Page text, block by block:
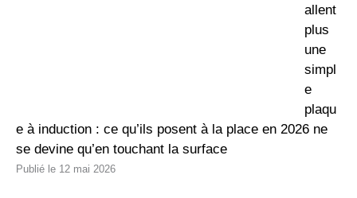
allent
plus
une
simpl
e
plaqu
e à induction : ce qu’ils posent à la place en 2026 ne
se devine qu’en touchant la surface
12 mai 2026